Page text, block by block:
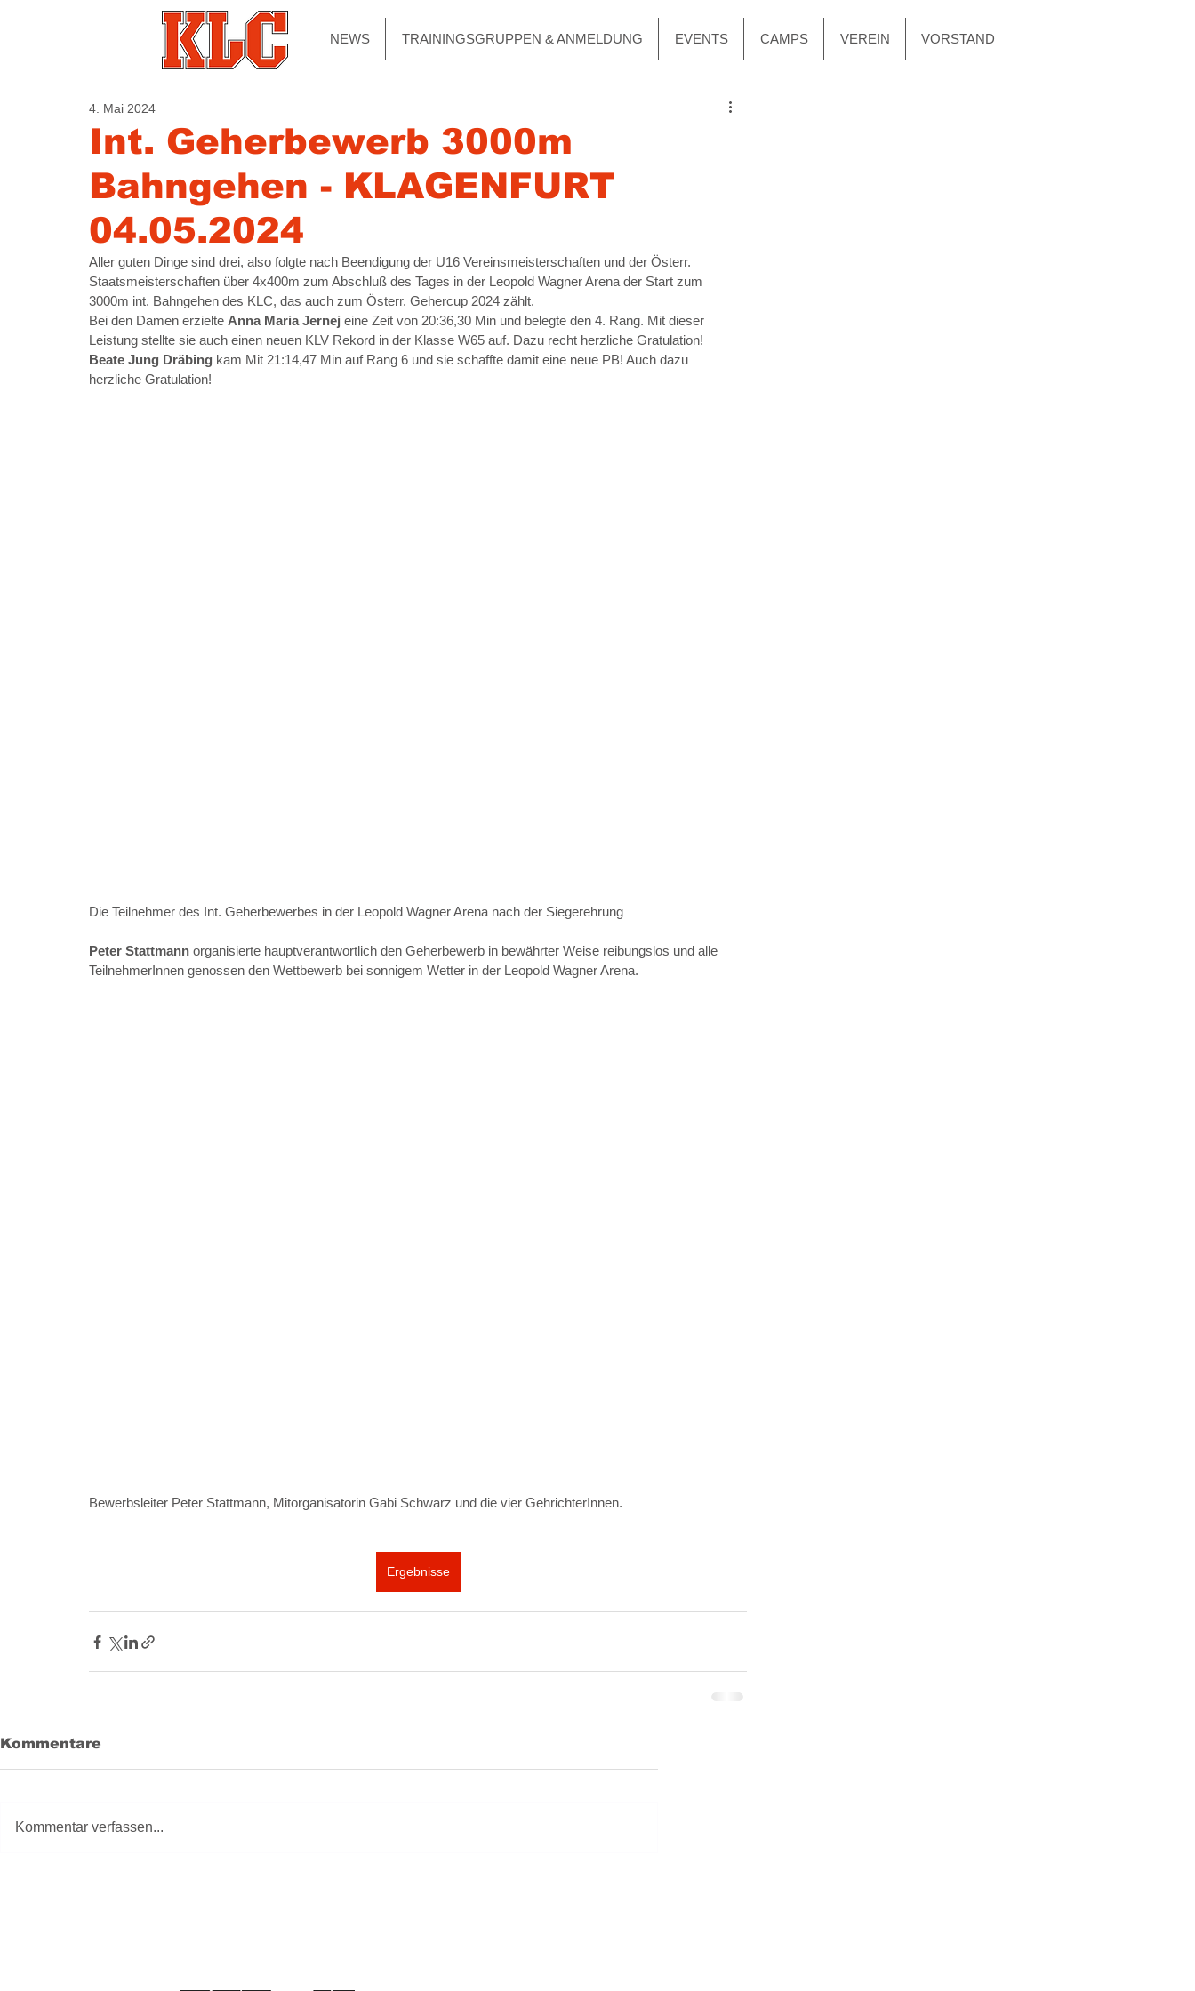
NEWS TRAININGSGRUPPEN & ANMELDUNG EVENTS CAMPS VEREIN VORSTAND
Int. Geherbewerb 3000m
Bahngehen - KLAGENFURT
04.05.2024
4. Mai 2024
Aller guten Dinge sind drei, also folgte nach Beendigung der U16 Vereinsmeisterschaften und der Österr.
Staatsmeisterschaften über 4x400m zum Abschluß des Tages in der Leopold Wagner Arena der Start zum
3000m int. Bahngehen des KLC, das auch zum Österr. Gehercup 2024 zählt.
Bei den Damen erzielte Anna Maria Jernej eine Zeit von 20:36,30 Min und belegte den 4. Rang. Mit dieser
Leistung stellte sie auch einen neuen KLV Rekord in der Klasse W65 auf. Dazu recht herzliche Gratulation!
Beate Jung Dräbing kam Mit 21:14,47 Min auf Rang 6 und sie schaffte damit eine neue PB! Auch dazu
herzliche Gratulation!
Die Teilnehmer des Int. Geherbewerbes in der Leopold Wagner Arena nach der Siegerehrung
Peter Stattmann organisierte hauptverantwortlich den Geherbewerb in bewährter Weise reibungslos und alle
TeilnehmerInnen genossen den Wettbewerb bei sonnigem Wetter in der Leopold Wagner Arena.
Bewerbsleiter Peter Stattmann, Mitorganisatorin Gabi Schwarz und die vier GehrichterInnen.
Ergebnisse
Kommentare
Kommentar verfassen...